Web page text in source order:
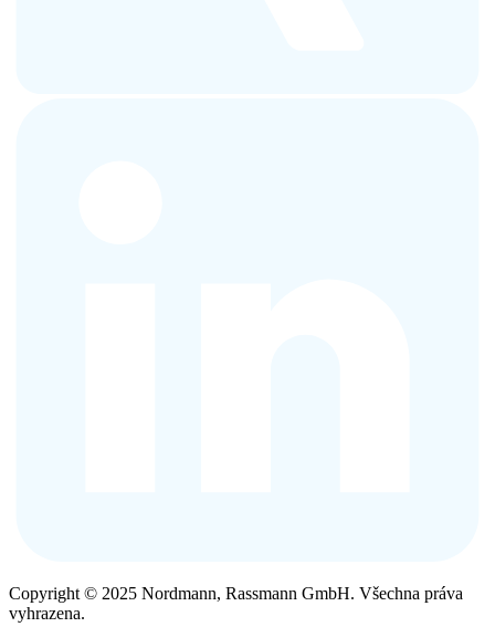
Copyright © 2025 Nordmann, Rassmann GmbH. Všechna práva
vyhrazena.